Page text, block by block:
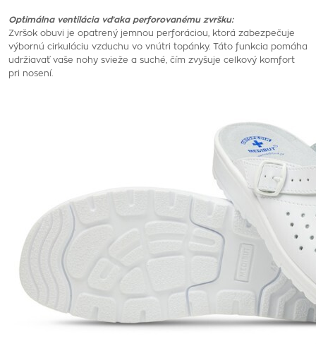
Optimálna ventilácia vďaka perforovanému zvršku:
Zvršok obuvi je opatrený jemnou perforáciou, ktorá zabezpečuje
výbornú cirkuláciu vzduchu vo vnútri topánky. Táto funkcia pomáha
udržiavať vaše nohy svieže a suché, čím zvyšuje celkový komfort
pri nosení.